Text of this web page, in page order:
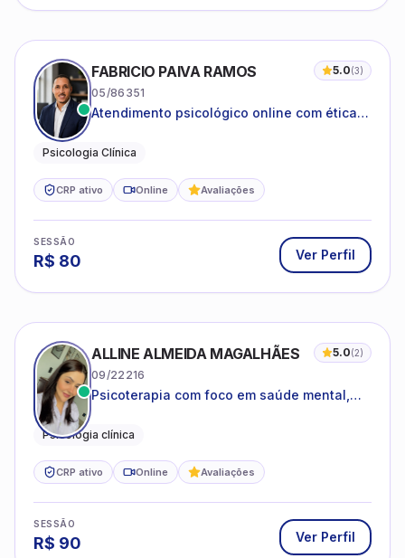
FABRICIO PAIVA RAMOS 5.0(3)
05/86351
Atendimento psicológico online com ética,
Psicologia Clínica
CRP ativo Online Avaliações
SESSÃO
R$ 80 Ver Perfil
ALLINE ALMEIDA MAGALHÃES 5.0(2)
09/22216
Psicoterapia com foco em saúde mental,
adolescentes e adultos.
Psicologia clínica
CRP ativo Online Avaliações
SESSÃO
R$ 90 Ver Perfil